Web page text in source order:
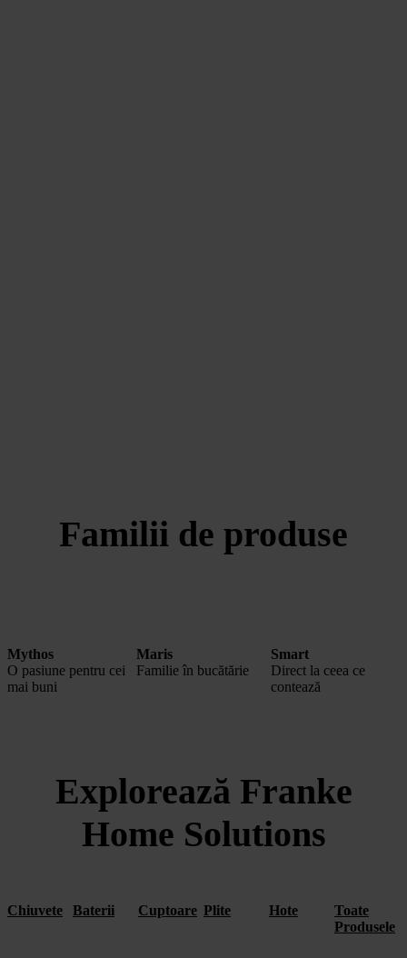
Familii de produse
Mythos
O pasiune pentru cei
mai buni
Maris
Familie în bucătărie
Smart
Direct la ceea ce
contează
Explorează Franke
Home Solutions
Chiuvete Baterii Cuptoare Plite Hote
Toate
Produsele